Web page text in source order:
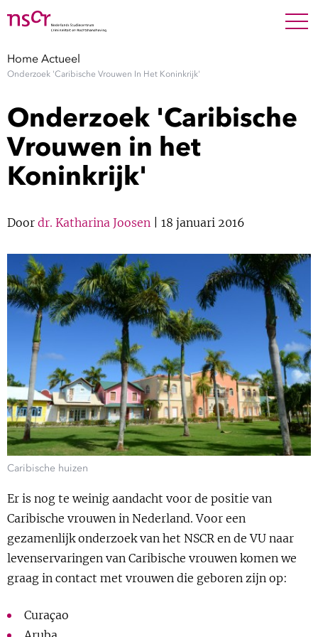
Medewerkers Show
Factsheets
Over NSCR
Contact Show
Cursus Show
BLOG
Podcast
Home Actueel
Onderzoek 'Caribische Vrouwen In Het Koninkrijk'
Onderzoek 'Caribische
Vrouwen in het
Koninkrijk'
Door dr. Katharina Joosen | 18 januari 2016
Caribische huizen
Er is nog te weinig aandacht voor de positie van
Caribische vrouwen in Nederland. Voor een
gezamenlijk onderzoek van het NSCR en de VU naar
levenservaringen van Caribische vrouwen komen we
graag in contact met vrouwen die geboren zijn op:
Curaçao